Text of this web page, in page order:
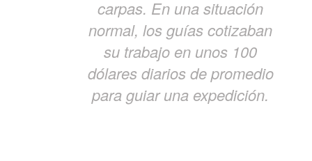
carpas. En una situación
normal, los guías cotizaban
su trabajo en unos 100
dólares diarios de promedio
para guiar una expedición.